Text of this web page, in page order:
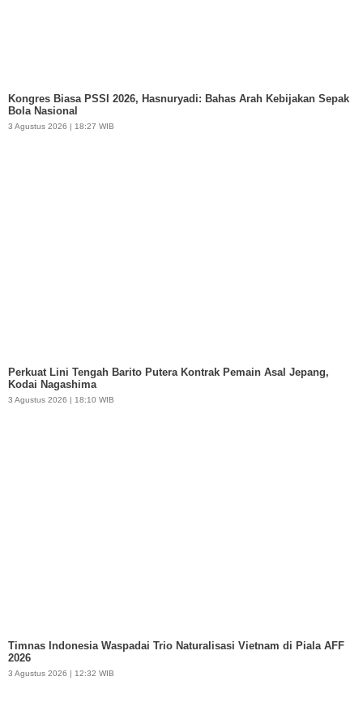
Kongres Biasa PSSI 2026, Hasnuryadi: Bahas Arah Kebijakan Sepak
Bola Nasional
3 Agustus 2026 | 18:27 WIB
Perkuat Lini Tengah Barito Putera Kontrak Pemain Asal Jepang,
Kodai Nagashima
3 Agustus 2026 | 18:10 WIB
Timnas Indonesia Waspadai Trio Naturalisasi Vietnam di Piala AFF
2026
3 Agustus 2026 | 12:32 WIB